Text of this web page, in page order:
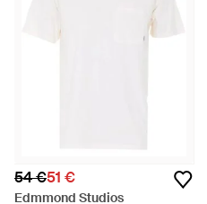
54 €51 €
Edmmond Studios